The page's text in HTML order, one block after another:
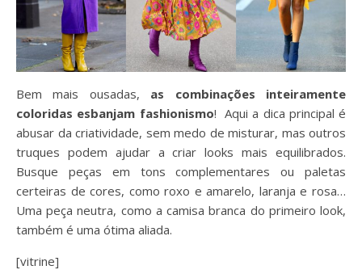
Bem mais ousadas, as combinações inteiramente
coloridas esbanjam fashionismo! Aqui a dica principal é
abusar da criatividade, sem medo de misturar, mas outros
truques podem ajudar a criar looks mais equilibrados.
Busque peças em tons complementares ou paletas
certeiras de cores, como roxo e amarelo, laranja e rosa…
Uma peça neutra, como a camisa branca do primeiro look,
também é uma ótima aliada.
[vitrine]